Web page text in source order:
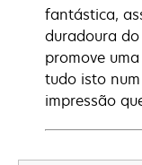
fantástica,
duradoura
promove
tudo isto
impressão